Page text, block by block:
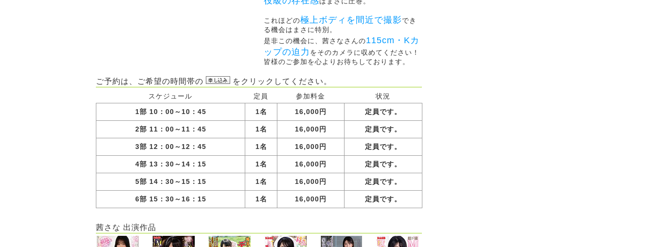
これほどの極上ボディを間近で撮影でき
る機会はまさに特別。
是非この機会に、茜さなさんの115cm・Kカ
ップの迫力 をそのカメラに収めてください！
皆様のご参加を心よりお待ちしております。
ご予約は、ご希望の時間帯の をクリックしてください。
スケジュール 定員 参加料金
状況
1部 10：00～10：45
1名 16,000円 定員です。
2部 11：00～11：45 1名 16,000円 定員です。
3部 12：00～12：45 1名 16,000円 定員です。
4部 13：30～14：15 1名 16,000円 定員です。
5部 14：30～15：15 1名 16,000円 定員です。
6部 15：30～16：15 1名 16,000円 定員です。
茜さな 出演作品